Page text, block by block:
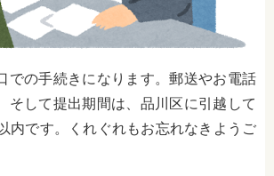
での手続きになります。郵送やお電話
そして提出期間は、品川区に引越して
内です。くれぐれもお忘れなきようご